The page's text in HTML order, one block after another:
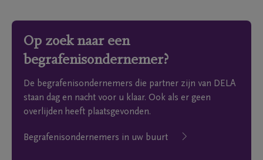
Op zoek naar een
begrafenisondernemer?
De begrafenisondernemers die partner zijn van DELA
staan dag en nacht voor u klaar. Ook als er geen
overlijden heeft plaatsgevonden.
Begrafenisondernemers in uw buurt